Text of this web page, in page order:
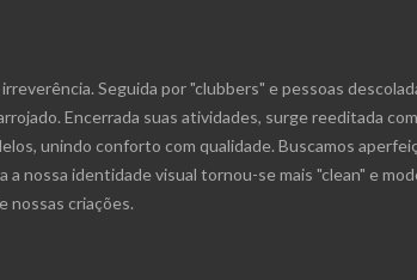
Seguida por "clubbers" e pessoas
Encerrada suas atividades, surge reeditada
unindo conforto com qualidade. Buscamos
a nossa identidade visual tornou-se mais "clean" e
nossas criações.